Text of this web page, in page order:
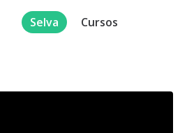
Selva Cursos